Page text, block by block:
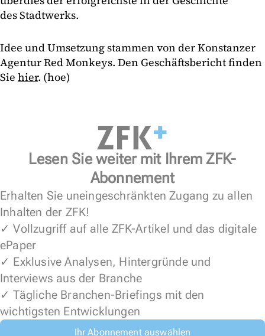
des Stadtwerks.
Idee und Umsetzung stammen von der Konstanzer
Agentur Red Monkeys. Den Geschäftsbericht finden
Sie hier. (hoe)
Lesen Sie weiter mit Ihrem ZFK-
Abonnement
Erhalten Sie uneingeschränkten Zugang zu allen
Inhalten der ZFK!
✓ Vollzugriff auf alle ZFK-Artikel und das digitale
ePaper
✓ Exklusive Analysen, Hintergründe und
Interviews aus der Branche
✓ Tägliche Branchen-Briefings mit den
wichtigsten Entwicklungen
Ihr Abonnement auswählen